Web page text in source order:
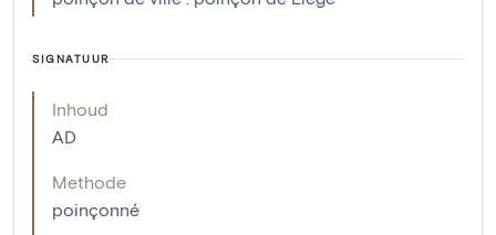
SIGNATUUR
Inhoud
AD
Methode
poinçonné